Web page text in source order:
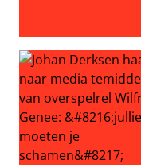
Steven Kazàn en